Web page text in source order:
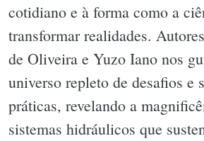
cotidiano e à forma como a
transformar realidades.
de Oliveira e Yuzo Iano nos
universo repleto de desafios e
práticas, revelando a
sistemas hidráulicos que